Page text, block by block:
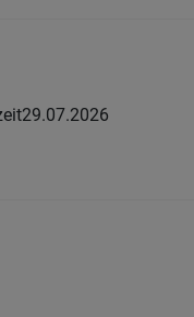
29.07.2026